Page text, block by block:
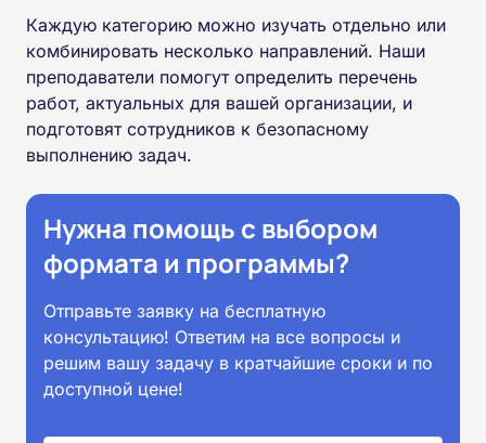
Каждую категорию можно изучать отдельно или
комбинировать несколько направлений. Наши
преподаватели помогут определить перечень
работ, актуальных для вашей организации, и
подготовят сотрудников к безопасному
выполнению задач.
Нужна помощь с выбором
формата и программы?
Отправьте заявку на бесплатную
консультацию! Ответим на все вопросы и
решим вашу задачу в кратчайшие сроки и по
доступной цене!